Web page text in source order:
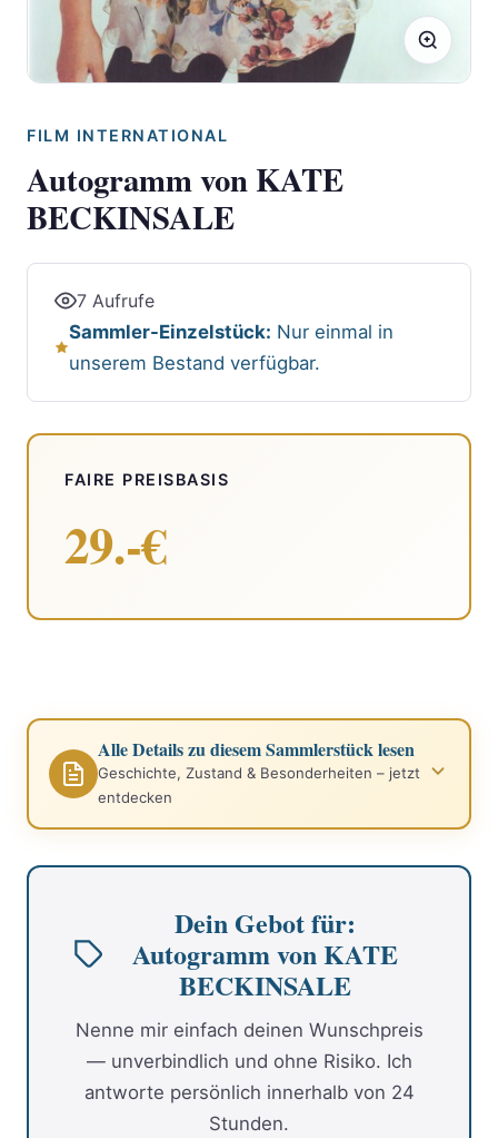
FILM INTERNATIONAL
Autogramm von KATE
BECKINSALE
7 Aufrufe
Sammler-Einzelstück: Nur einmal in
unserem Bestand verfügbar.
FAIRE PREISBASIS
29.-€
Alle Details zu diesem Sammlerstück lesen
Geschichte, Zustand & Besonderheiten – jetzt
entdecken
Dein Gebot für:
Autogramm von KATE
BECKINSALE
Nenne mir einfach deinen Wunschpreis
— unverbindlich und ohne Risiko. Ich
antworte persönlich innerhalb von 24
Stunden.